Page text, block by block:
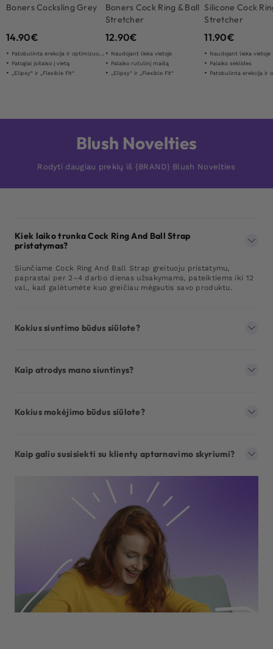
Boners Cocksling Grey
14.90€
Patobulinta erekcija ir optimizuota ištvermė
Patogiai įsitaiso į vietą
„Elipsy“ ir „Flexible Fit“
Boners Cock Ring & Ball
Stretcher
12.90€
Naudojant lieka vietoje
Palaiko rutulinį maišą
„Elipsy“ ir „Flexible Fit“
Silicone Cock
Stretcher
11.90€
Naudojant lieka vietoje
Palaiko sėklides
Patobulinta erekcija ir
Blush Novelties
Rodyti daugiau prekių iš {BRAND} Blush Novelties
Kiek laiko trunka Cock Ring And Ball Strap
pristatymas?
Siunčiame Cock Ring And Ball Strap greituoju pristatymu,
paprastai per 2–4 darbo dienas užsakymams, pateiktiems iki 12
val., kad galėtumėte kuo greičiau mėgautis savo produktu.
Kokius siuntimo būdus siūlote?
Kaip atrodys mano siuntinys?
Kokius mokėjimo būdus siūlote?
Kaip galiu susisiekti su klientų aptarnavimo skyriumi?